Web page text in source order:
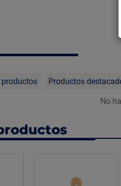
productos Productos
No